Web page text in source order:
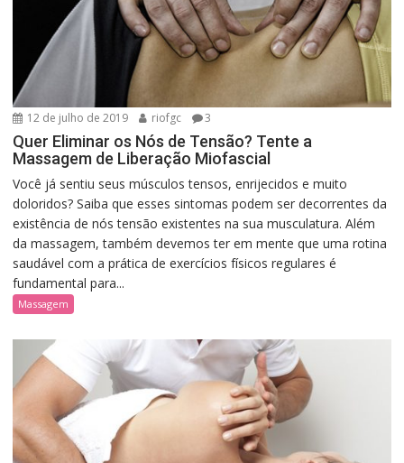
12 de julho de 2019 riofgc 3
Quer Eliminar os Nós de Tensão? Tente a
Massagem de Liberação Miofascial
Você já sentiu seus músculos tensos, enrijecidos e muito
doloridos? Saiba que esses sintomas podem ser decorrentes da
existência de nós tensão existentes na sua musculatura. Além
da massagem, também devemos ter em mente que uma rotina
saudável com a prática de exercícios físicos regulares é
fundamental para...
Massagem